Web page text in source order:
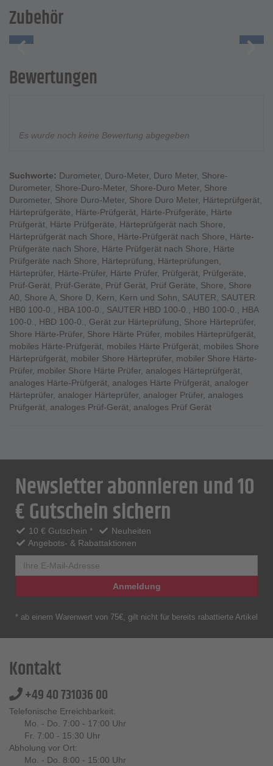
Zubehör
Bewertungen
Es wurde noch keine Bewertung abgegeben
Suchworte: Durometer, Duro-Meter, Duro Meter, Shore-
Durometer, Shore-Duro-Meter, Shore-Duro Meter, Shore
Durometer, Shore Duro-Meter, Shore Duro Meter, Härteprüfgerät,
Härteprüfgeräte, Härte-Prüfgerät, Härte-Prüfgeräte, Härte
Prüfgerät, Härte Prüfgeräte, Härteprüfgerät nach Shore,
Härteprüfgerät nach Shore, Härte-Prüfgerät nach Shore, Härte-
Prüfgeräte nach Shore, Härte Prüfgerät nach Shore, Härte
Prüfgeräte nach Shore, Härteprüfung, Härteprüfungen,
Härteprüfer, Härte-Prüfer, Härte Prüfer, Prüfgerät, Prüfgeräte,
Prüf-Gerät, Prüf-Geräte, Prüf Gerät, Prüf Geräte, Shore, Shore
A0, Shore A, Shore D, Kern, Kern und Sohn, SAUTER, SAUTER
HB0 100-0., HBA 100-0., SAUTER HBD 100-0., HB0 100-0., HBA
100-0., HBD 100-0., Gerät zur Härteprüfung, Shore Härteprüfer,
Shore Härte-Prüfer, Shore Härte Prüfer, mobiles Härteprüfgerät,
mobiles Härte-Prüfgerät, mobiles Härte Prüfgerät, mobiles Shore
Härteprüfgerät, mobiler Shore Härteprüfer, mobiler Shore Härte-
Prüfer, mobiler Shore Härte Prüfer, analoges Härteprüfgerät,
analoges Härte-Prüfgerät, analoges Härte Prüfgerät, analoger
Härteprüfer, analoger Härteprüfer, analoger Prüfer, analoges
Prüfgerät, analoges Prüf-Gerät, analoges Prüf Gerät
Newsletter abonnieren und 10
€ Gutschein sichern
10 € Gutschein *
Neuheiten
Angebots- & Rabattaktionen
Anmeldung
* ab einem Warenwert von 75€, gilt nicht für bereits rabattierte Artikel
Kontakt
+49 40 731036 00
Telefonische Erreichbarkeit:
Mo. - Do. 7:00 - 17:00 Uhr
Fr. 7:00 - 15:30 Uhr
Abholung vor Ort:
Mo. - Do. 8:00 - 15:00 Uhr